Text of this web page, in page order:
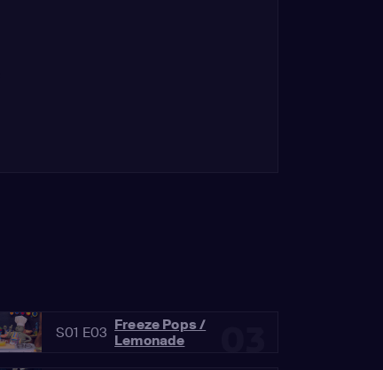
S01 E03 Freeze Pops /
Lemonade